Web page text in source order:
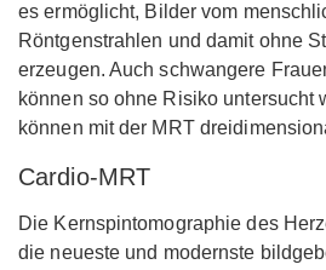
es ermöglicht, Bilder vom
Röntgenstrahlen und damit ohne
erzeugen. Auch schwangere
können so ohne Risiko untersucht
können mit der MRT
Cardio-MRT
Die Kernspintomographie des
die neueste und modernste